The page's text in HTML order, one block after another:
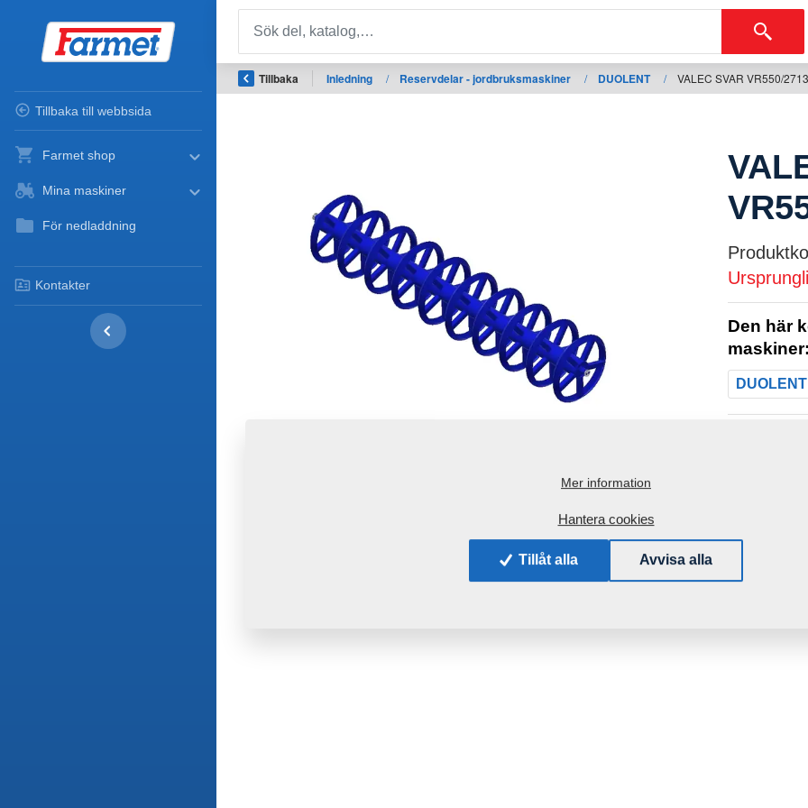
Tillbaka till webbsida
Farmet shop
Mina maskiner
För nedladdning
Kontakter
Tillbaka Inledning / Reservdelar - jordbruksmaskiner / DUOLENT / VALEC SVAR VR550/
Den här
maskiner:
DUOLENT
Mer information
Hantera cookies
Tillåt alla Avvisa alla